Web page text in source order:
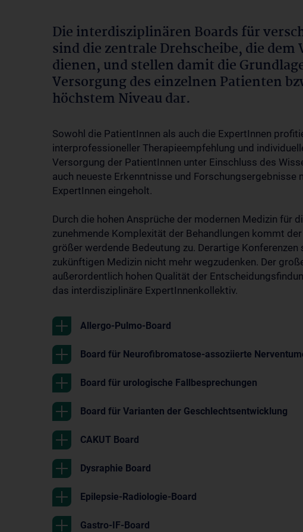
Die interdisziplinären Boards für
sind die zentrale Drehscheibe, die dem
dienen, und stellen damit die
Versorgung des einzelnen Patienten
höchstem Niveau dar.
Sowohl die PatientInnen als auch die ExpertInnen
interprofessioneller Therapieempfehlung und
Versorgung der PatientInnen unter Einschluss des
auch neueste Erkenntnisse und
ExpertInnen eingeholt.
Durch die hohen Ansprüche der modernen Medizin für
zunehmende Komplexität der Behandlungen kommt
größer werdende Bedeutung zu. Derartige
zukünftigen Medizin nicht mehr wegzudenken. Der
außerordentlich hohen Qualität der
das interdisziplinäre ExpertInnenkollektiv.
Allergo-Pulmo-Board
Board für Neurofibromatose-assoziierte
Board für urologische Fallbesprechungen
Board für Varianten der Geschlechtsentwicklung
CAKUT Board
Dysraphie Board
Epilepsie-Radiologie-Board
Gastro-IF-Board